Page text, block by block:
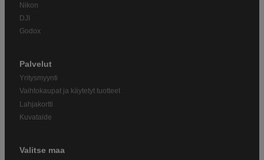
Nikon
DJI
Godox
Palvelut
Yritysmyynti
Vaihtokaupat ja käytetyt tuotteet
Lahjakortti
Kuvataide
Valitse maa